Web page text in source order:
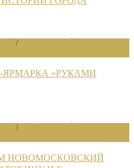
/
«РУКАМИ
/
НОВОМОСКОВСКИЙ